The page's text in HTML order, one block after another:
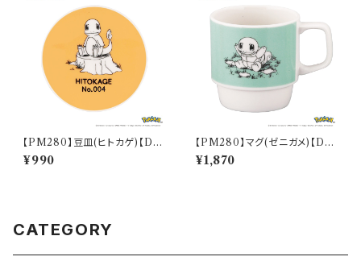
【PM280】豆皿(ヒトカゲ)【Dail
y Sketch】PM282-333
¥990
【PM280】マグ(ゼニガメ)【Dail
y Sketch】PM283-11
¥1,870
CATEGORY